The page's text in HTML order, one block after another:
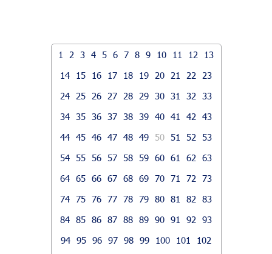
1 2 3 4 5 6 7 8 9 10 11 12
13
14
15 16 17 18 19 20 21 22
23
24
25 26 27 28 29 30 31 32
33
34 35 36 37 38 39 40 41 42
43
44 45 46 47 48 49 50 51 52
53
54 55 56 57 58 59 60 61 62
63
64 65 66 67 68 69 70 71 72
73
74 75 76 77 78 79 80 81 82
83
84 85 86 87 88 89 90 91 92
93
94 95 96 97 98 99 100 101
102